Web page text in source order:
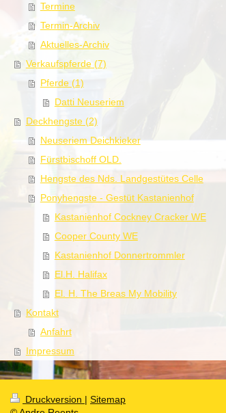
Termine
Termin-Archiv
Aktuelles-Archiv
Verkaufspferde (7)
Pferde (1)
Datti Neuseriem
Deckhengste (2)
Neuseriem Deichkieker
Fürstbischoff OLD.
Hengste des Nds. Landgestütes Celle
Ponyhengste - Gestüt Kastanienhof
Kastanienhof Cockney Cracker WE
Cooper County WE
Kastanienhof Donnertrommler
El.H. Halifax
El. H. The Breas My Mobility
Kontakt
Anfahrt
Impressum
Druckversion | Sitemap